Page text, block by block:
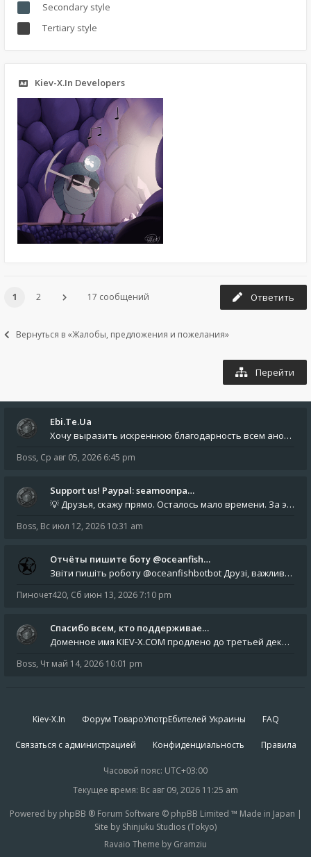
Secondary style
Tertiary style
Kiev-X.In Developers
1 2 17 сообщений Ответить
Вернуться в «Жалобы, предложения и пожелания»
Перейти
Ebi.Te.Ua
Хочу выразить искреннюю благодарность всем анонимным пользователям, которые поддержали наше сообщество финансово. Благод
Boss, Ср авг 05, 2026 6:45 pm
Support us! Paypal: seamoonpa…
💡 Друзья, скажу прямо. Осталось мало времени. За это время нам нужно закрыть последние обязательные расходы: около 500
Boss, Вс июл 12, 2026 10:31 am
Отчёты пишите боту @oceanfish…
Звіти пишіть роботу @oceanfishbotbot Друзі, важливе повідомлення для учасників форума. Основне звернення опублікован
Пиночет420, Сб июн 13, 2026 7:10 pm
Спасибо всем, кто поддерживае…
Доменное имя KIEV-X.COM продлено до третьей декады августа 2027 года! Спасибо всем анонимным пользователям, которые по
Boss, Чт май 14, 2026 10:01 pm
Kiev-X.In Форум ТовароУпотрЕбителей Украины FAQ
Связаться с администрацией Конфиденциальность Правила
Часовой пояс: UTC+03:00
Текущее время: Вс авг 09, 2026 11:25 am
Powered by phpBB ® Forum Software © phpBB Limited ™ Made in Japan |
Site by Shinjuku Studios (Tokyo)
Ravaio Theme by Gramziu